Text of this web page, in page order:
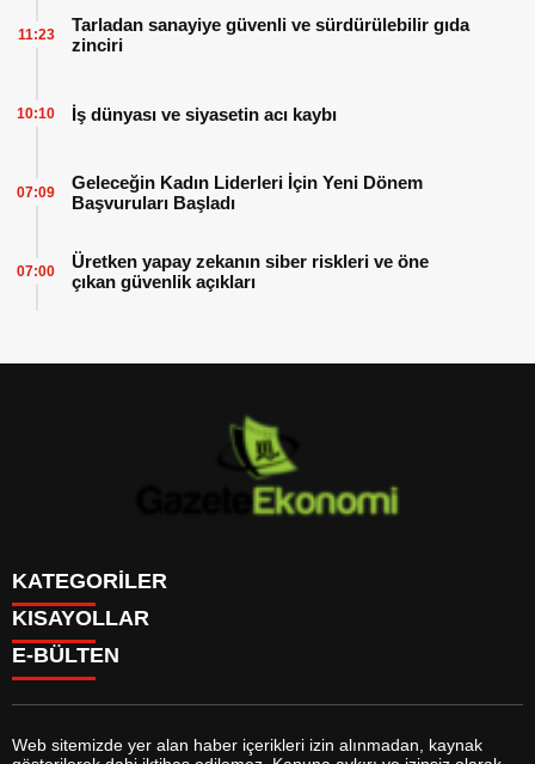
Tarladan sanayiye güvenli ve sürdürülebilir gıda
zinciri
11:23
İş dünyası ve siyasetin acı kaybı
10:10
Geleceğin Kadın Liderleri İçin Yeni Dönem
Başvuruları Başladı
07:09
Üretken yapay zekanın siber riskleri ve öne
çıkan güvenlik açıkları
07:00
KATEGORİLER
GÜNDEM
DÜNYA
SİYASET
MAGAZİN
SAĞLIK
KISAYOLLAR
BURÇLAR
CANLI TV
FİKSTÜR
E-BÜLTEN
Web sitemizde yer alan haber içerikleri izin alınmadan, kaynak